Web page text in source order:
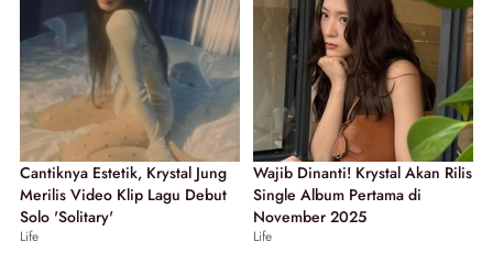
Cantiknya Estetik, Krystal Jung
Merilis Video Klip Lagu Debut
Solo 'Solitary'
Life
Wajib Dinanti! Krystal Akan Rilis
Single Album Pertama di
November 2025
Life